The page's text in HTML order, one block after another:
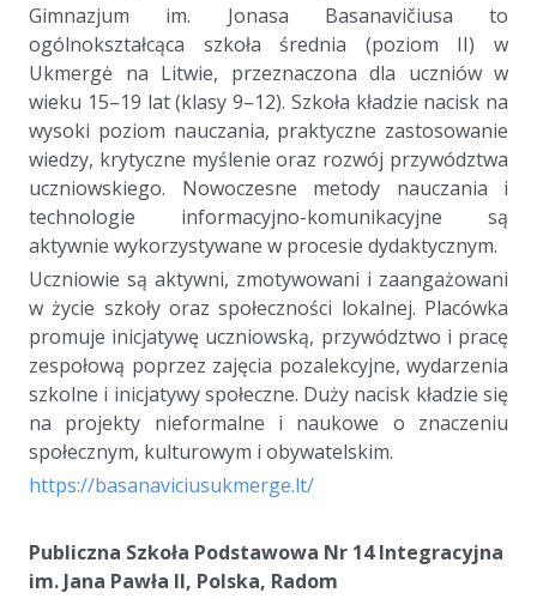
Gimnazjum im. Jonasa Basanavičiusa to
ogólnokształcąca szkoła średnia (poziom II) w
Ukmergė na Litwie, przeznaczona dla uczniów w
wieku 15–19 lat (klasy 9–12). Szkoła kładzie nacisk na
wysoki poziom nauczania, praktyczne zastosowanie
wiedzy, krytyczne myślenie oraz rozwój przywództwa
uczniowskiego. Nowoczesne metody nauczania i
technologie informacyjno-komunikacyjne są
aktywnie wykorzystywane w procesie dydaktycznym.
Uczniowie są aktywni, zmotywowani i zaangażowani
w życie szkoły oraz społeczności lokalnej. Placówka
promuje inicjatywę uczniowską, przywództwo i pracę
zespołową poprzez zajęcia pozalekcyjne, wydarzenia
szkolne i inicjatywy społeczne. Duży nacisk kładzie się
na projekty nieformalne i naukowe o znaczeniu
społecznym, kulturowym i obywatelskim.
https://basanaviciusukmerge.lt/
Publiczna Szkoła Podstawowa Nr 14 Integracyjna
im. Jana Pawła II, Polska, Radom